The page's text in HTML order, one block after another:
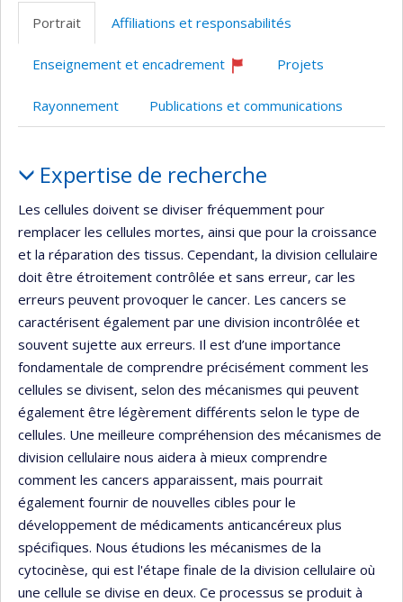
site
Portrait Affiliations et responsabilités
Enseignement et encadrement
professeur
Projets
Rayonnement Publications et communications
Expertise de recherche
Les cellules doivent se diviser fréquemment pour
remplacer les cellules mortes, ainsi que pour la croissance
et la réparation des tissus. Cependant, la division cellulaire
doit être étroitement contrôlée et sans erreur, car les
erreurs peuvent provoquer le cancer. Les cancers se
caractérisent également par une division incontrôlée et
souvent sujette aux erreurs. Il est d’une importance
fondamentale de comprendre précisément comment les
cellules se divisent, selon des mécanismes qui peuvent
également être légèrement différents selon le type de
cellules. Une meilleure compréhension des mécanismes de
division cellulaire nous aidera à mieux comprendre
comment les cancers apparaissent, mais pourrait
également fournir de nouvelles cibles pour le
développement de médicaments anticancéreux plus
spécifiques. Nous étudions les mécanismes de la
cytocinèse, qui est l'étape finale de la division cellulaire où
une cellule se divise en deux. Ce processus se produit à